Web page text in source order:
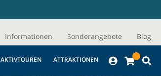
Informationen Sonderangebote Blog
AKTIVTOUREN ATTRAKTIONEN